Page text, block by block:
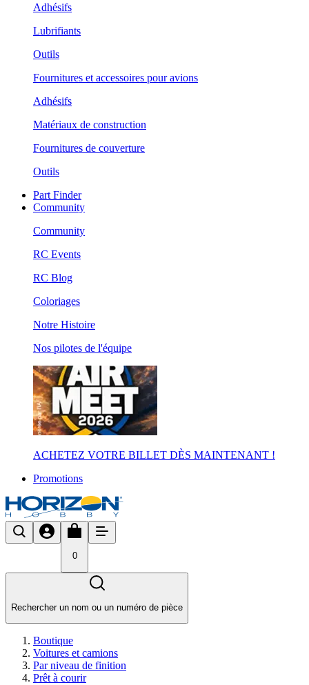
Adhésifs
Lubrifiants
Outils
Fournitures et accessoires pour avions
Adhésifs
Matériaux de construction
Fournitures de couverture
Outils
Part Finder
Community
Community
RC Events
RC Blog
Coloriages
Notre Histoire
Nos pilotes de l'équipe
ACHETEZ VOTRE BILLET DÈS MAINTENANT !
Promotions
0
Rechercher un nom ou un numéro de pièce
Boutique
Voitures et camions
Par niveau de finition
Prêt à courir